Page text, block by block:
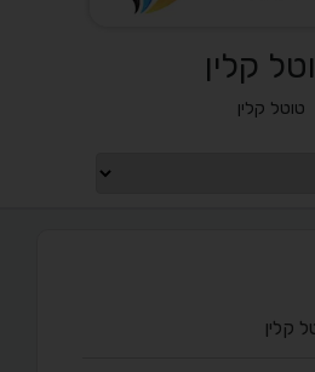
קלין
טוטל קלין
קלין